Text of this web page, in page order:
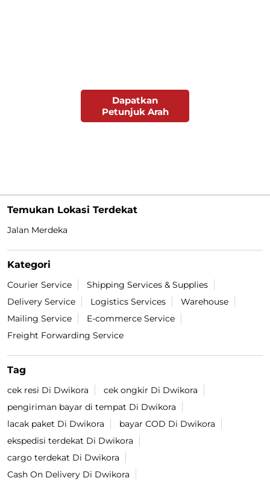
Dapatkan
Petunjuk Arah
Temukan Lokasi Terdekat
Jalan Merdeka
Kategori
Courier Service
Shipping Services & Supplies
Delivery Service
Logistics Services
Warehouse
Mailing Service
E-commerce Service
Freight Forwarding Service
Tag
cek resi Di Dwikora
cek ongkir Di Dwikora
pengiriman bayar di tempat Di Dwikora
lacak paket Di Dwikora
bayar COD Di Dwikora
ekspedisi terdekat Di Dwikora
cargo terdekat Di Dwikora
Cash On Delivery Di Dwikora